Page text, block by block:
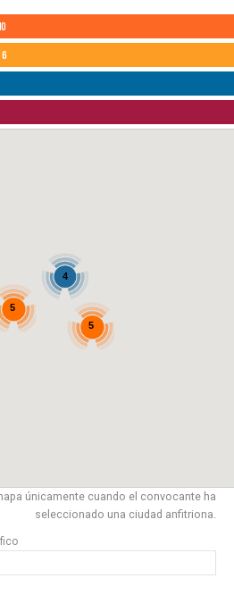
4
5
5
únicamente cuando el convocante ha
seleccionado una ciudad anfitriona.